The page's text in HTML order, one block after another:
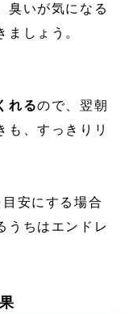
臭いが気になる
ましょう。
れるので、翌朝
も、すっきりリ
安にする場合
うちはエンドレ